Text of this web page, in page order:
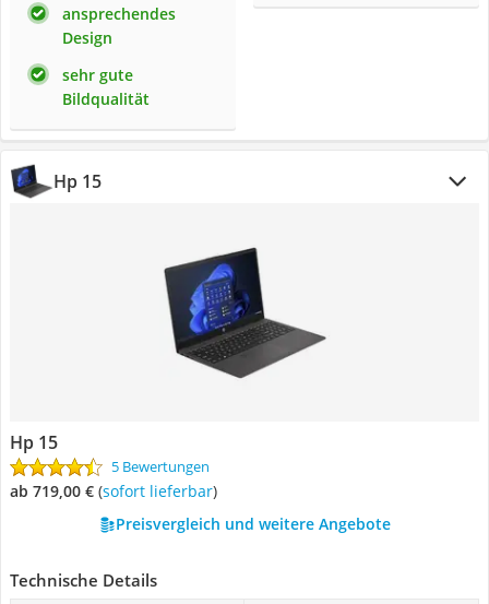
ansprechendes
Design
sehr gute
Bildqualität
Hp 15
Hp 15
5 Bewertungen
ab 719,00 € ( Sofort lieferbar)
Preisvergleich und weitere Angebote
Technische Details